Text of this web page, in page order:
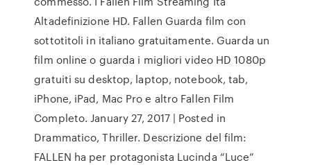
Altadefinizione HD. Fallen Guarda film con
sottotitoli in italiano gratuitamente. Guarda un
film online o guarda i migliori video HD 1080p
gratuiti su desktop, laptop, notebook, tab,
iPhone, iPad, Mac Pro e altro Fallen Film
Completo. January 27, 2017 | Posted in
Drammatico, Thriller. Descrizione del film:
FALLEN ha per protagonista Lucinda “Luce”